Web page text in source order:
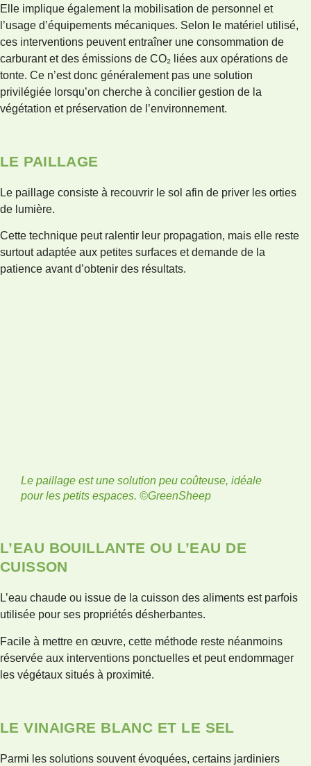
Elle implique également la mobilisation de personnel et
l’usage d’équipements mécaniques. Selon le matériel utilisé,
ces interventions peuvent entraîner une consommation de
carburant et des émissions de CO₂ liées aux opérations de
tonte. Ce n’est donc généralement pas une solution
privilégiée lorsqu’on cherche à concilier gestion de la
végétation et préservation de l’environnement.
LE PAILLAGE
Le paillage consiste à recouvrir le sol afin de priver les orties
de lumière.
Cette technique peut ralentir leur propagation, mais elle reste
surtout adaptée aux petites surfaces et demande de la
patience avant d’obtenir des résultats.
Le paillage est une solution peu coûteuse, idéale
pour les petits espaces. ©GreenSheep
L’EAU BOUILLANTE OU L’EAU DE
CUISSON
L’eau chaude ou issue de la cuisson des aliments est parfois
utilisée pour ses propriétés désherbantes.
Facile à mettre en œuvre, cette méthode reste néanmoins
réservée aux interventions ponctuelles et peut endommager
les végétaux situés à proximité.
LE VINAIGRE BLANC ET LE SEL
Parmi les solutions souvent évoquées, certains jardiniers